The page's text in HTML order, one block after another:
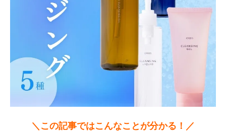
＼この記事ではこんなことが分かる！／